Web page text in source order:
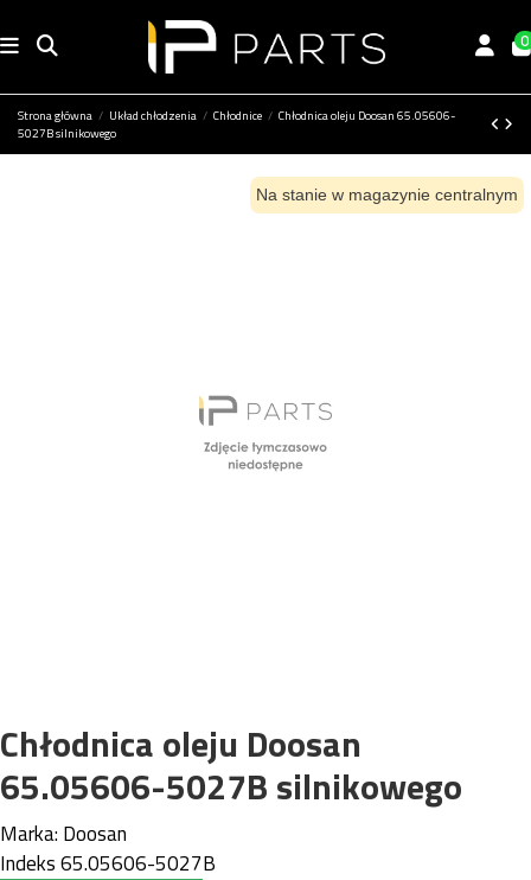
0
Strona główna Układ chłodzenia Chłodnice
Chłodnica oleju Doosan 65.05606-
5027B silnikowego
Na stanie w magazynie centralnym
Chłodnica oleju Doosan
65.05606-5027B silnikowego
Marka: Doosan
Indeks65.05606-5027B